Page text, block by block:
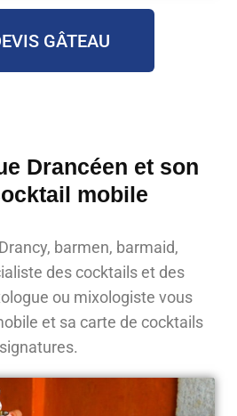
GÂTEAU
Drancéen et son
mobile
barmen, barmaid,
des cocktails et des
ou mixologiste vous
et sa carte de cocktails
signatures.